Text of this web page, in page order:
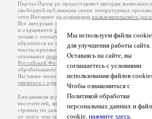
Мы используем файлы cookie
для улучшения работы сайта.
Оставаясь на сайте, вы
соглашаетесь с условиями
использования файлов
Чтобы ознакомиться с
Политикой обработки
персональных данных и
cookie, нажмите здесь.
Портал Проза.ру предоставляет авторам
свободной публикации своих литературных
сети Интернет на основаниипользовательского
Все авторские права на произведения принадлежат
и охраняются законом
. Перепечатка произведений
только с согласия его автора, к которому вы можете
обратиться на его авторской странице.
тексты произведений авторы несут самостоятельно
основанииправил публикацииизаконодательства
Российской Федерации
обрабатываются на основанииПолитики обработки
Вы также можете посмотреть более подробную
связаться с администрацией
Ежедневная аудитория портала Проза.ру – порядка
посетителей, которые в общей сумме
страниц по данным счетчика посещаемости,
от этого текста. В каждой графе указано по две